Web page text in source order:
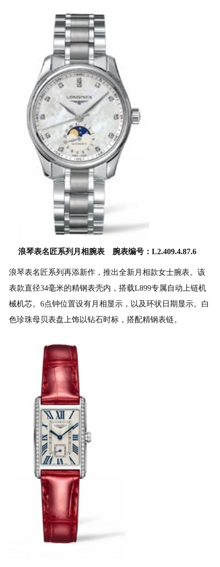
浪琴表名匠系列月相腕表 腕表编号：L2.409.4.87.6
浪琴表名匠系列再添新作，推出全新月相款女士腕表。该
表款直径34毫米的精钢表壳内，搭载L899专属自动上链机
械机芯。6点钟位置设有月相显示，以及环状日期显示。白
色珍珠母贝表盘上饰以钻石时标，搭配精钢表链。